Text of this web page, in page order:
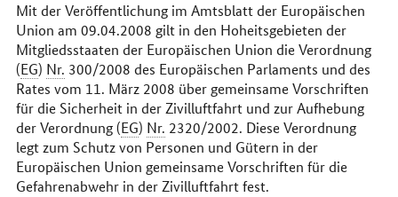
Mit der Veröffentlichung im Amtsblatt der Europäischen
Union am 09.04.2008 gilt in den Hoheitsgebieten der
Mitgliedsstaaten der Europäischen Union die Verordnung
(EG) Nr. 300/2008 des Europäischen Parlaments und des
Rates vom 11. März 2008 über gemeinsame Vorschriften
für die Sicherheit in der Zivilluftfahrt und zur Aufhebung
der Verordnung (EG) Nr. 2320/2002. Diese Verordnung
legt zum Schutz von Personen und Gütern in der
Europäischen Union gemeinsame Vorschriften für die
Gefahrenabwehr in der Zivilluftfahrt fest.